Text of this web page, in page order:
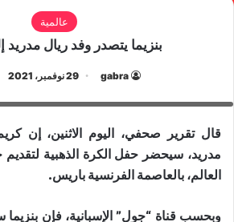
عالمية
بنزيما يتصدر وفد ريال مدريد
gabra 29 نوفمبر، 2021
Football - LaLiga - Real Madrid v
- Santiago Bernabeu, Madrid, Spain -
22, 2021 Real Madrid's Karim Benzema
their fifth goal REUTERS/Sergio
قال تقرير صحفي، اليوم الاثنين، إن
مدريد، سيحضر حفل الكرة الذهبية
العالم، بالعاصمة الفرنسية باريس.
وبحسب قناة “جول” الإسبانية، فإن